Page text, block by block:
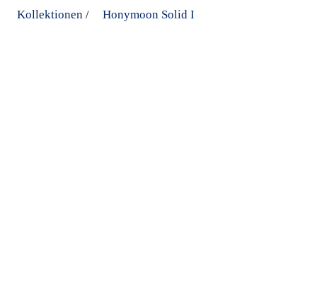
Kollektionen / Honymoon Solid I